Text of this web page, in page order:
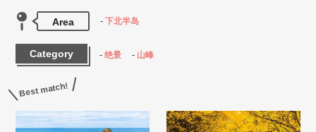
Area 下北半岛
Category 绝景 山峰
Best match!